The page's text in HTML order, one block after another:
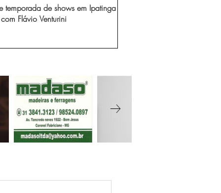
temporada de shows em Ipatinga
com Flávio Venturini